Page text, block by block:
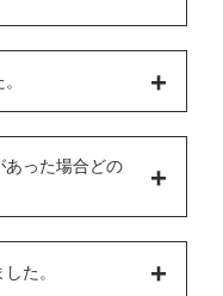
あった場合どの
た。